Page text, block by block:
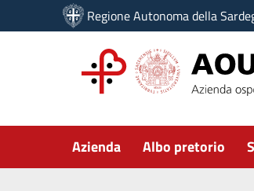
Vai ai contenuti
Vai al menu di navigazione
Vai al footer
Regione Autonoma della
Submenu
Azienda Albo pretorio